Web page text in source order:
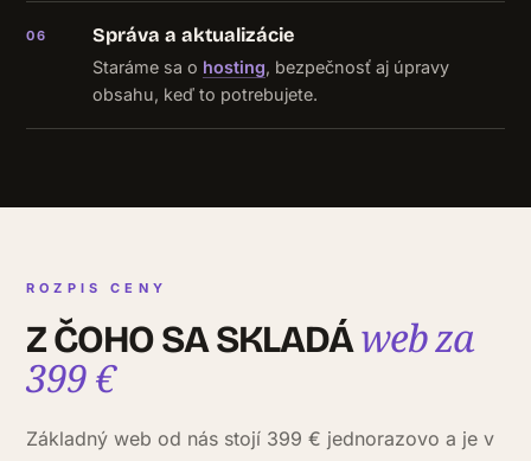
06 Správa a aktualizácie
Staráme sa o hosting, bezpečnosť aj úpravy
obsahu, keď to potrebujete.
ROZPIS CENY
Z ČOHO SA SKLADÁweb za
399 €
Základný web od nás stojí 399 € jednorazovo a je v